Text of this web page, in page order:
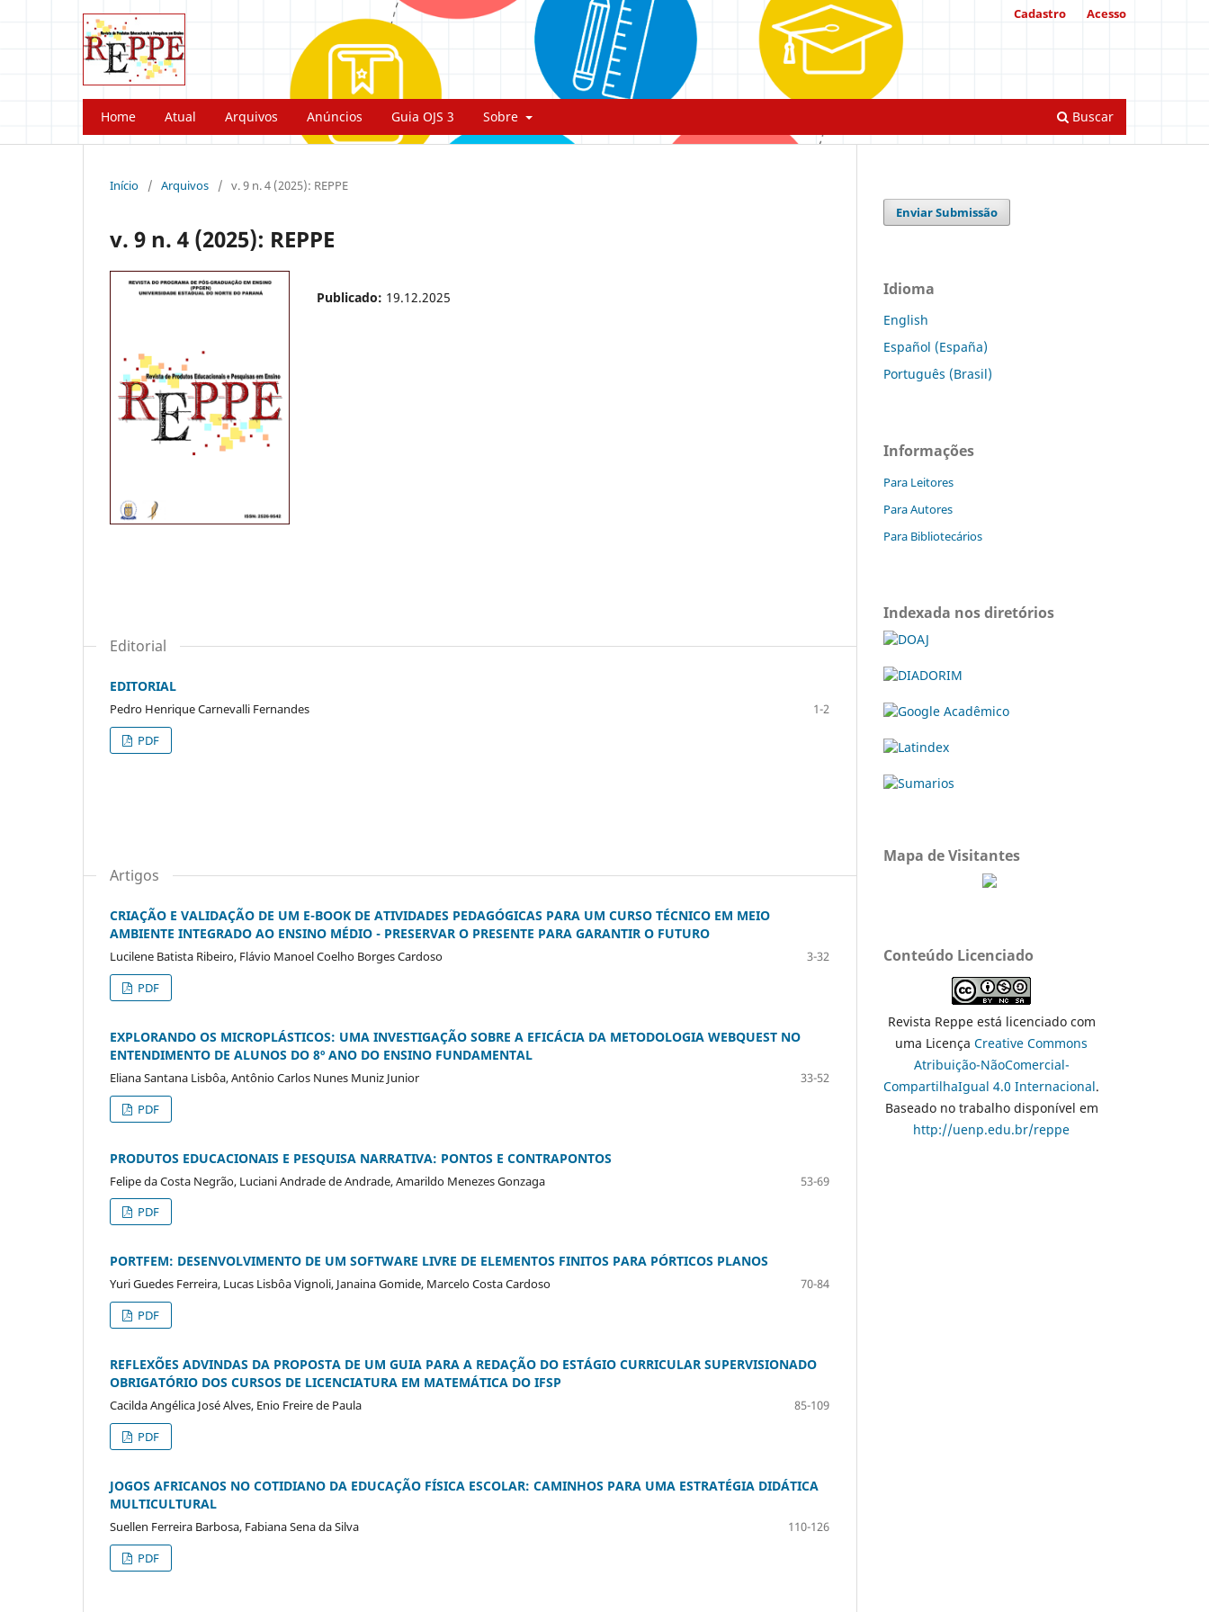
Home Atual Arquivos Anúncios Guia OJS 3 Sobre Buscar
Cadastro Acesso
Início / Arquivos / v. 9 n. 4 (2025): REPPE
v. 9 n. 4 (2025): REPPE
Publicado: 19.12.2025
Editorial
EDITORIAL
Pedro Henrique Carnevalli Fernandes
1-2
PDF
Artigos
CRIAÇÃO E VALIDAÇÃO DE UM E-BOOK DE ATIVIDADES PEDAGÓGICAS PARA UM CURSO TÉCNICO EM MEIO
AMBIENTE INTEGRADO AO ENSINO MÉDIO - PRESERVAR O PRESENTE PARA GARANTIR O FUTURO
Lucilene Batista Ribeiro, Flávio Manoel Coelho Borges Cardoso
3-32
PDF
EXPLORANDO OS MICROPLÁSTICOS: UMA INVESTIGAÇÃO SOBRE A EFICÁCIA DA METODOLOGIA WEBQUEST NO
ENTENDIMENTO DE ALUNOS DO 8º ANO DO ENSINO FUNDAMENTAL
Eliana Santana Lisbôa, Antônio Carlos Nunes Muniz Junior
33-52
PDF
PRODUTOS EDUCACIONAIS E PESQUISA NARRATIVA: PONTOS E CONTRAPONTOS
Felipe da Costa Negrão, Luciani Andrade de Andrade, Amarildo Menezes Gonzaga
53-69
PDF
PORTFEM: DESENVOLVIMENTO DE UM SOFTWARE LIVRE DE ELEMENTOS FINITOS PARA PÓRTICOS PLANOS
Yuri Guedes Ferreira, Lucas Lisbôa Vignoli, Janaina Gomide, Marcelo Costa Cardoso
70-84
PDF
REFLEXÕES ADVINDAS DA PROPOSTA DE UM GUIA PARA A REDAÇÃO DO ESTÁGIO CURRICULAR SUPERVISIONADO
OBRIGATÓRIO DOS CURSOS DE LICENCIATURA EM MATEMÁTICA DO IFSP
Cacilda Angélica José Alves, Enio Freire de Paula
85-109
PDF
JOGOS AFRICANOS NO COTIDIANO DA EDUCAÇÃO FÍSICA ESCOLAR: CAMINHOS PARA UMA ESTRATÉGIA DIDÁTICA
MULTICULTURAL
Suellen Ferreira Barbosa, Fabiana Sena da Silva
110-126
PDF
Enviar Submissão
Idioma
English
Español (España)
Português (Brasil)
Informações
Para Leitores
Para Autores
Para Bibliotecários
Indexada nos diretórios
Mapa de Visitantes
Conteúdo Licenciado
Revista Reppe está licenciado com
uma Licença Creative Commons
Atribuição-NãoComercial-
CompartilhaIgual 4.0 Internacional.
Baseado no trabalho disponível em
http://uenp.edu.br/reppe